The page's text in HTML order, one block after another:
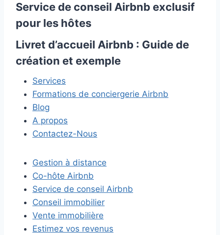
Service de conseil Airbnb exclusif
pour les hôtes
Livret d’accueil Airbnb : Guide de
création et exemple
Services
Formations de conciergerie Airbnb
Blog
A propos
Contactez-Nous
Gestion à distance
Co-hôte Airbnb
Service de conseil Airbnb
Conseil immobilier
Vente immobilière
Estimez vos revenus